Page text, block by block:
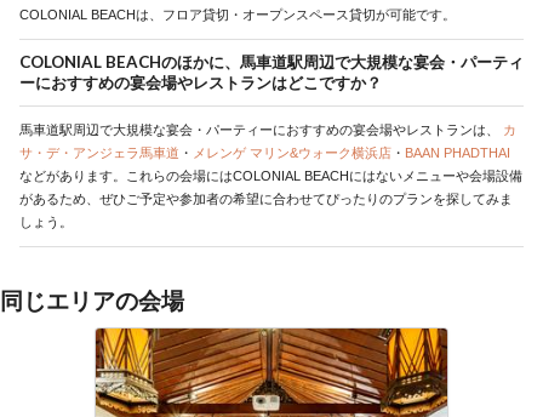
COLONIAL BEACHは、フロア貸切・オープンスペース貸切が可能です。
COLONIAL BEACHのほかに、馬車道駅周辺で大規模な宴会・パーティ
ーにおすすめの宴会場やレストランはどこですか？
馬車道駅周辺で大規模な宴会・パーティーにおすすめの宴会場やレストランは、 カ
サ・デ・アンジェラ馬車道 ・ メレンゲ マリン&ウォーク横浜店 ・ BAAN PHADTHAI
などがあります。これらの会場にはCOLONIAL BEACHにはないメニューや会場設備
があるため、ぜひご予定や参加者の希望に合わせてぴったりのプランを探してみま
しょう。
同じエリアの会場